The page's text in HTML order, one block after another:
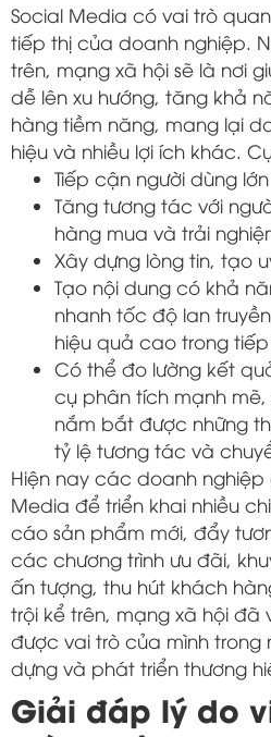
Social Media có vai trò
tiếp thị của doanh nghiệp.
trên, mạng xã hội sẽ là nơi
dễ lên xu hướng, tăng khả
hàng tiềm năng, mang lại
hiệu và nhiều lợi ích khác.
Tiếp cận người dùng
Tăng tương tác với
hàng mua và trải
Xây dựng lòng tin, tạo
Tạo nội dung có khả
nhanh tốc độ lan
hiệu quả cao trong tiếp
Có thể đo lường kết
cụ phân tích mạnh
nắm bắt được những
tỷ lệ tương tác và
Hiện nay các doanh nghiệp
Media để triển khai nhiều
cáo sản phẩm mới, đẩy
các chương trình ưu đãi,
ấn tượng, thu hút khách
trội kể trên, mạng xã hội đã
được vai trò của mình trong
dựng và phát triển thương
Giải đáp lý do